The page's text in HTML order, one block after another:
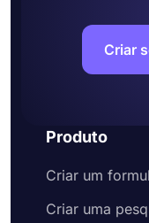
Criar
Produto
Criar um
Criar uma